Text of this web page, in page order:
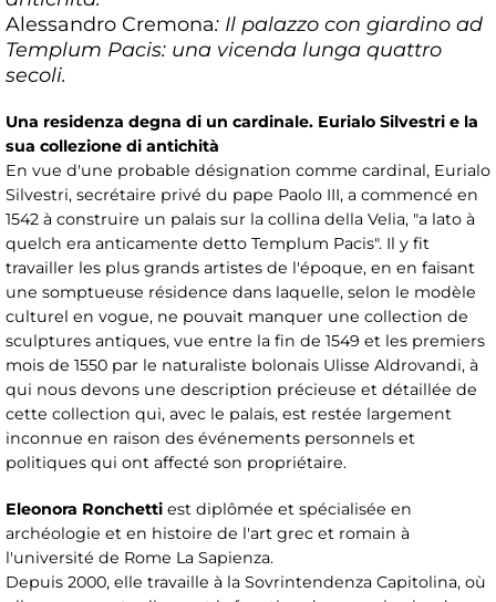
Alessandro Cremona: Il palazzo con giardino ad
Templum Pacis: una vicenda lunga quattro
secoli.
Una residenza degna di un cardinale. Eurialo Silvestri e la
sua collezione di antichità
En vue d'une probable désignation comme cardinal, Eurialo
Silvestri, secrétaire privé du pape Paolo III, a commencé en
1542 à construire un palais sur la collina della Velia, "a lato à
quelch era anticamente detto Templum Pacis". Il y fit
travailler les plus grands artistes de l'époque, en en faisant
une somptueuse résidence dans laquelle, selon le modèle
culturel en vogue, ne pouvait manquer une collection de
sculptures antiques, vue entre la fin de 1549 et les premiers
mois de 1550 par le naturaliste bolonais Ulisse Aldrovandi, à
qui nous devons une description précieuse et détaillée de
cette collection qui, avec le palais, est restée largement
inconnue en raison des événements personnels et
politiques qui ont affecté son propriétaire.
Eleonora Ronchetti est diplômée et spécialisée en
archéologie et en histoire de l'art grec et romain à
l'université de Rome La Sapienza.
Depuis 2000, elle travaille à la Sovrintendenza Capitolina, où